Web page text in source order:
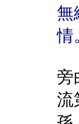
無
情
旁
流